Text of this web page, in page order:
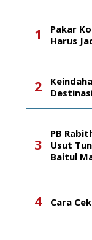
Pakar
Harus
PB
Usut
Baitul
Cara